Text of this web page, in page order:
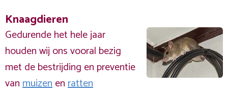
Knaagdieren
Gedurende het hele jaar
houden wij ons vooral bezig
met de bestrijding en preventie
vanmuizenenratten